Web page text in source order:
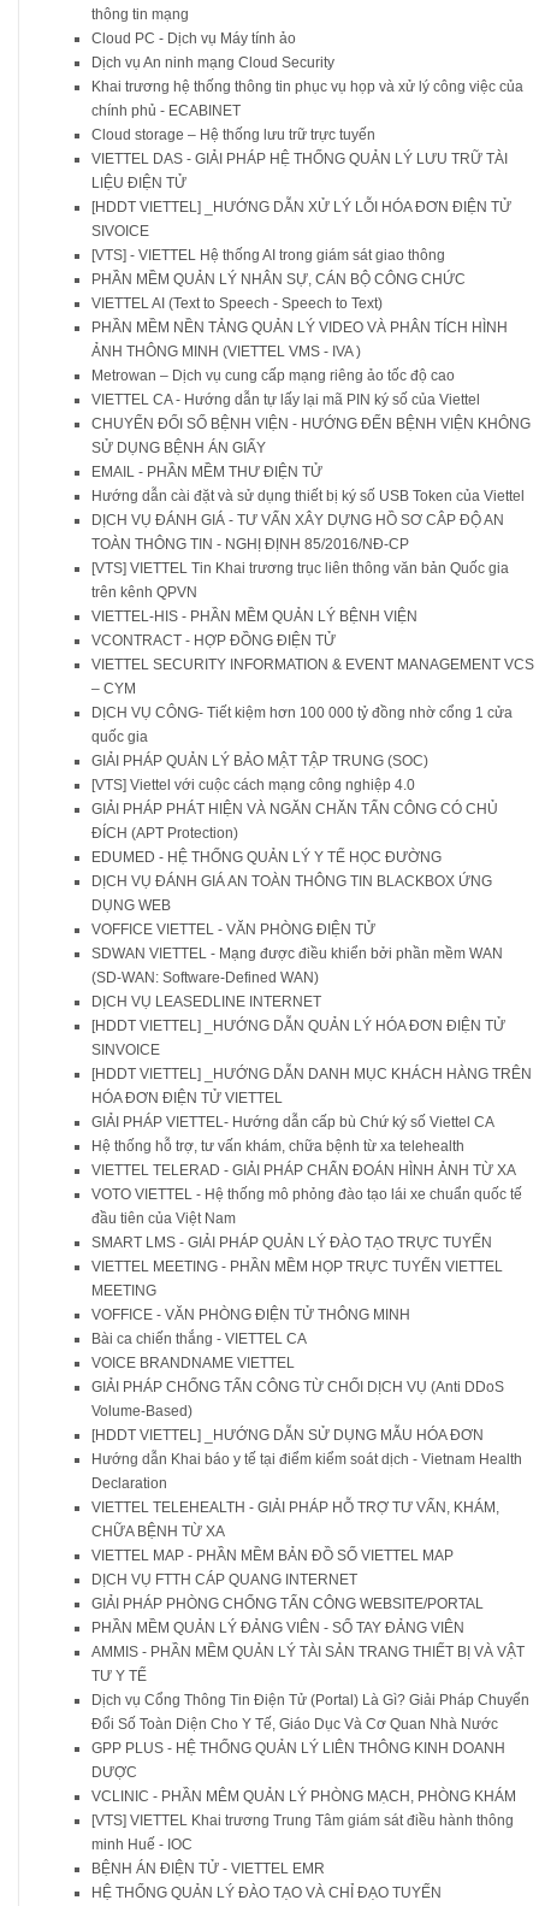
thông tin mạng
Cloud PC - Dịch vụ Máy tính ảo
Dịch vụ An ninh mạng Cloud Security
Khai trương hệ thống thông tin phục vụ họp và xử lý công việc của
chính phủ - ECABINET
Cloud storage – Hệ thống lưu trữ trực tuyến
VIETTEL DAS - GIẢI PHÁP HỆ THỐNG QUẢN LÝ LƯU TRỮ TÀI
LIỆU ĐIỆN TỬ
[HDDT VIETTEL] _HƯỚNG DẪN XỬ LÝ LỖI HÓA ĐƠN ĐIỆN TỬ
SIVOICE
[VTS] - VIETTEL Hệ thống AI trong giám sát giao thông
PHẦN MỀM QUẢN LÝ NHÂN SỰ, CÁN BỘ CÔNG CHỨC
VIETTEL AI (Text to Speech - Speech to Text)
PHẦN MỀM NỀN TẢNG QUẢN LÝ VIDEO VÀ PHÂN TÍCH HÌNH
ẢNH THÔNG MINH (VIETTEL VMS - IVA )
Metrowan – Dịch vụ cung cấp mạng riêng ảo tốc độ cao
VIETTEL CA - Hướng dẫn tự lấy lại mã PIN ký số của Viettel
CHUYỂN ĐỔI SỐ BỆNH VIỆN - HƯỚNG ĐẾN BỆNH VIỆN KHÔNG
SỬ DỤNG BỆNH ÁN GIẤY
EMAIL - PHẦN MỀM THƯ ĐIỆN TỬ
Hướng dẫn cài đặt và sử dụng thiết bị ký số USB Token của Viettel
DỊCH VỤ ĐÁNH GIÁ - TƯ VẤN XÂY DỰNG HỒ SƠ CÂP ĐỘ AN
TOÀN THÔNG TIN - NGHỊ ĐỊNH 85/2016/NĐ-CP
[VTS] VIETTEL Tin Khai trương trục liên thông văn bản Quốc gia
trên kênh QPVN
VIETTEL-HIS - PHẦN MỀM QUẢN LÝ BỆNH VIỆN
VCONTRACT - HỢP ĐỒNG ĐIỆN TỬ
VIETTEL SECURITY INFORMATION & EVENT MANAGEMENT VCS
– CYM
DỊCH VỤ CÔNG- Tiết kiệm hơn 100 000 tỷ đồng nhờ cổng 1 cửa
quốc gia
GIẢI PHÁP QUẢN LÝ BẢO MẬT TẬP TRUNG (SOC)
[VTS] Viettel với cuộc cách mạng công nghiệp 4.0
GIẢI PHÁP PHÁT HIỆN VÀ NGĂN CHĂN TẤN CÔNG CÓ CHỦ
ĐÍCH (APT Protection)
EDUMED - HỆ THỐNG QUẢN LÝ Y TẾ HỌC ĐƯỜNG
DỊCH VỤ ĐÁNH GIÁ AN TOÀN THÔNG TIN BLACKBOX ỨNG
DỤNG WEB
VOFFICE VIETTEL - VĂN PHÒNG ĐIỆN TỬ
SDWAN VIETTEL - Mạng được điều khiển bởi phần mềm WAN
(SD-WAN: Software-Defined WAN)
DỊCH VỤ LEASEDLINE INTERNET
[HDDT VIETTEL] _HƯỚNG DẪN QUẢN LÝ HÓA ĐƠN ĐIỆN TỬ
SINVOICE
[HDDT VIETTEL] _HƯỚNG DẪN DANH MỤC KHÁCH HÀNG TRÊN
HÓA ĐƠN ĐIỆN TỬ VIETTEL
GIẢI PHÁP VIETTEL- Hướng dẫn cấp bù Chứ ký số Viettel CA
Hệ thống hỗ trợ, tư vấn khám, chữa bệnh từ xa telehealth
VIETTEL TELERAD - GIẢI PHÁP CHẨN ĐOÁN HÌNH ẢNH TỪ XA
VOTO VIETTEL - Hệ thống mô phỏng đào tạo lái xe chuẩn quốc tế
đầu tiên của Việt Nam
SMART LMS - GIẢI PHÁP QUẢN LÝ ĐÀO TẠO TRỰC TUYẾN
VIETTEL MEETING - PHẦN MỀM HỌP TRỰC TUYẾN VIETTEL
MEETING
VOFFICE - VĂN PHÒNG ĐIỆN TỬ THÔNG MINH
Bài ca chiến thắng - VIETTEL CA
VOICE BRANDNAME VIETTEL
GIẢI PHÁP CHỐNG TẤN CÔNG TỪ CHỐI DỊCH VỤ (Anti DDoS
Volume-Based)
[HDDT VIETTEL] _HƯỚNG DẪN SỬ DỤNG MẪU HÓA ĐƠN
Hướng dẫn Khai báo y tế tại điểm kiểm soát dịch - Vietnam Health
Declaration
VIETTEL TELEHEALTH - GIẢI PHÁP HỖ TRỢ TƯ VẤN, KHÁM,
CHỮA BỆNH TỪ XA
VIETTEL MAP - PHẦN MỀM BẢN ĐỒ SỐ VIETTEL MAP
DỊCH VỤ FTTH CÁP QUANG INTERNET
GIẢI PHÁP PHÒNG CHỐNG TẤN CÔNG WEBSITE/PORTAL
PHẦN MỀM QUẢN LÝ ĐẢNG VIÊN - SỔ TAY ĐẢNG VIÊN
AMMIS - PHẦN MỀM QUẢN LÝ TÀI SẢN TRANG THIẾT BỊ VÀ VẬT
TƯ Y TẾ
Dịch vụ Cổng Thông Tin Điện Tử (Portal) Là Gì? Giải Pháp Chuyển
Đổi Số Toàn Diện Cho Y Tế, Giáo Dục Và Cơ Quan Nhà Nước
GPP PLUS - HỆ THỐNG QUẢN LÝ LIÊN THÔNG KINH DOANH
DƯỢC
VCLINIC - PHẦN MÊM QUẢN LÝ PHÒNG MẠCH, PHÒNG KHÁM
[VTS] VIETTEL Khai trương Trung Tâm giám sát điều hành thông
minh Huế - IOC
BỆNH ÁN ĐIỆN TỬ - VIETTEL EMR
HỆ THỐNG QUẢN LÝ ĐÀO TẠO VÀ CHỈ ĐẠO TUYẾN